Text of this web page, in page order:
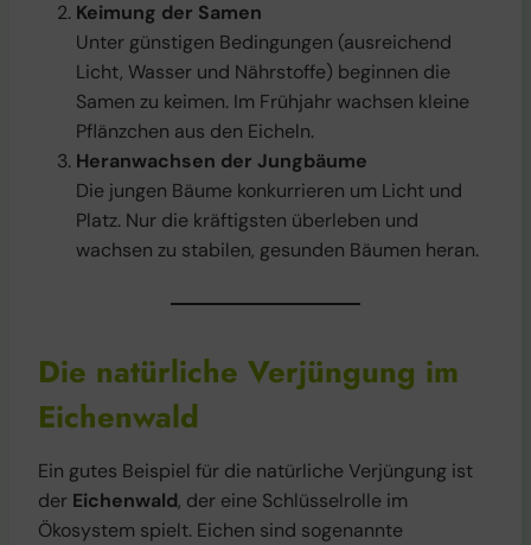
Keimung der Samen
Unter günstigen Bedingungen (ausreichend
Licht, Wasser und Nährstoffe) beginnen die
Samen zu keimen. Im Frühjahr wachsen kleine
Pflänzchen aus den Eicheln.
Heranwachsen der Jungbäume
Die jungen Bäume konkurrieren um Licht und
Platz. Nur die kräftigsten überleben und
wachsen zu stabilen, gesunden Bäumen heran.
Die natürliche Verjüngung im
Eichenwald
Ein gutes Beispiel für die natürliche Verjüngung ist
der Eichenwald, der eine Schlüsselrolle im
Ökosystem spielt. Eichen sind sogenannte